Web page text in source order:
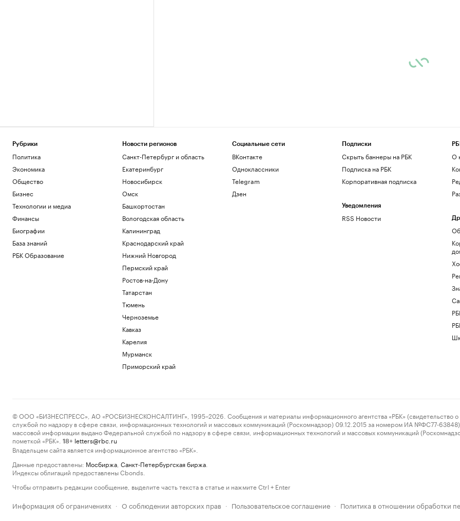
Рубрики
Политика
Экономика
Общество
Бизнес
Технологии и медиа
Финансы
Биографии
База знаний
РБК Образование
Новости регионов
Санкт-Петербург и область
Екатеринбург
Новосибирск
Омск
Башкортостан
Вологодская область
Калининград
Краснодарский край
Нижний Новгород
Пермский край
Ростов-на-Дону
Татарстан
Тюмень
Черноземье
Кавказ
Карелия
Мурманск
Приморский край
Социальные сети
ВКонтакте
Одноклассники
Telegram
Дзен
Подписки
Скрыть баннеры на РБК
Подписка на РБК
Корпоративная подписка
Уведомления
RSS Новости
О
© ООО «БИЗНЕСПРЕСС», АО «РОСБИЗНЕСКОНСАЛТИНГ», 1995–2026. Сообщения и материалы информационного агентства «РБК» (свидетельство о
службой по надзору в сфере связи, информационных технологий и массовых коммуникаций (Роскомнадзор) 09.12.2015 за номером ИА №ФС77-63848)
массовой информации выдано Федеральной службой по надзору в сфере связи, информационных технологий и массовых коммуникаций
пометкой «РБК».
18+ letters@rbc.ru
Владельцем сайта является информационное агентство «РБК».
Данные предоставлены: Мосбиржа Санкт-Петербургская биржа
Индексы облигаций предоставлены Cbonds.
Чтобы отправить редакции сообщение, выделите часть текста в статье и нажмите Ctrl + Enter
Информация об ограничениях · О соблюдении авторских прав · Пользовательское соглашение · Политика в отношении обработки